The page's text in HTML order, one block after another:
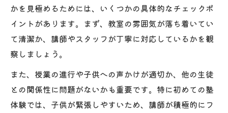
かを見極めるためには、いくつかの具体的なチェックポ
イントがあります。まず、教室の雰囲気が落ち着いてい
て清潔か、講師やスタッフが丁寧に対応しているかを観
察しましょう。
また、授業の進行や子供への声かけが適切か、他の生徒
との関係性に問題がないかも重要です。特に初めての塾
体験では、子供が緊張しやすいため、講師が積極的にフ